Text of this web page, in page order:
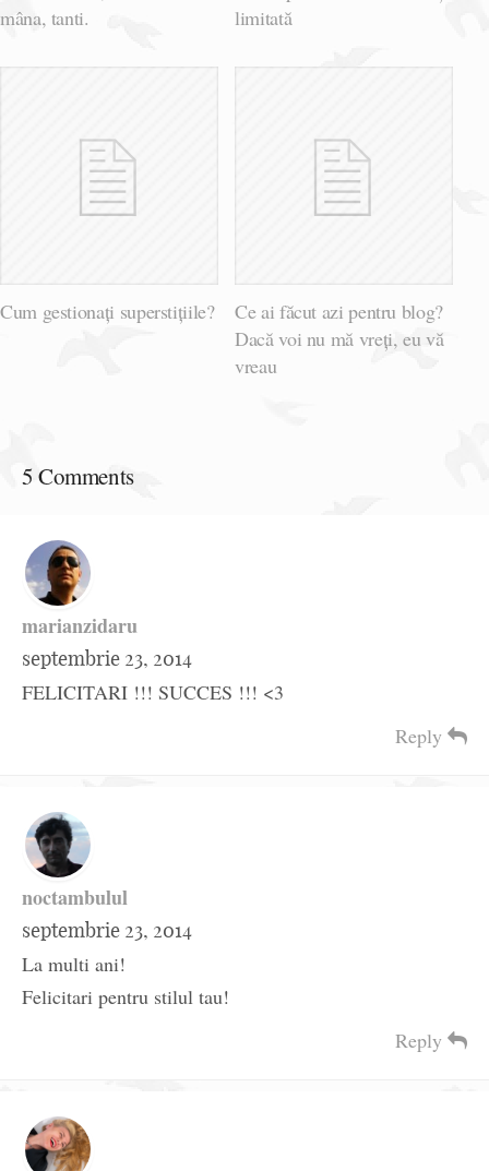
mâna, tanti.
limitată
Cum gestionați superstițiile?
Ce ai făcut azi pentru blog?
Dacă voi nu mă vreți, eu vă
vreau
5 Comments
marianzidaru
septembrie 23, 2014
FELICITARI !!! SUCCES !!! <3
Reply
noctambulul
septembrie 23, 2014
La multi ani!
Felicitari pentru stilul tau!
Reply